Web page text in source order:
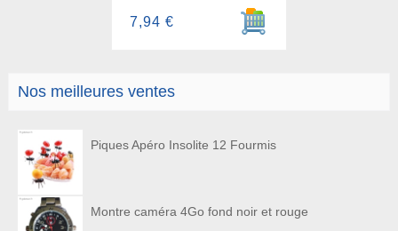
Nos meilleures ventes
Piques Apéro Insolite 12 Fourmis
Montre caméra 4Go fond noir et rouge
Ajouter au panier
7,94 €